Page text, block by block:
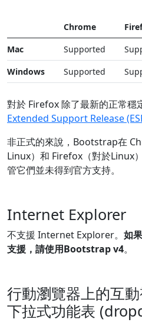
Chrome
Mac
Supported
Windows
Supported
對於 Firefox 除了最新的正常穩
Extended Support Release
非正式的來說，Bootstrap在
Linux）和 Firefox（對於Linux
管它們並未得到官方支持。
Internet Explorer
不支援 Internet Explorer。 如
支援，請使用Bootstrap v4。
行動瀏覽器上的互
下拉式功能表